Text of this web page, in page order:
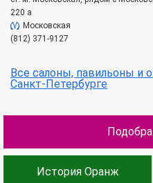
220 а
Московская
(812) 371-9127
Все салоны, павильоны и
Санкт-Петербурге
История Оранж